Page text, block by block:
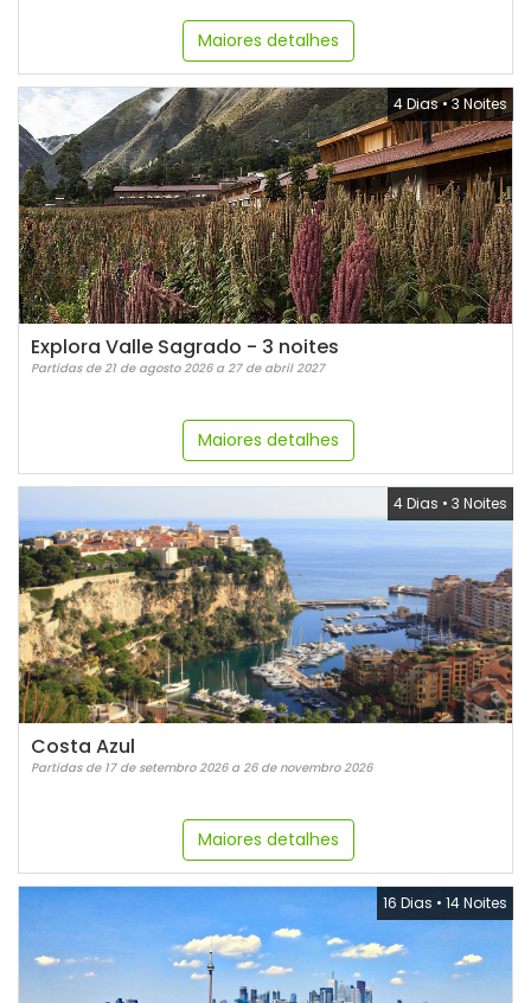
Maiores detalhes
4 Dias•3 Noites
Explora Valle Sagrado - 3 noites
Partidas de 21 de agosto 2026 a 27 de abril 2027
Maiores detalhes
4 Dias • 3 Noites
Costa Azul
Partidas de 17 de setembro 2026 a 26 de novembro 2026
Maiores detalhes
16 Dias • 14 Noites